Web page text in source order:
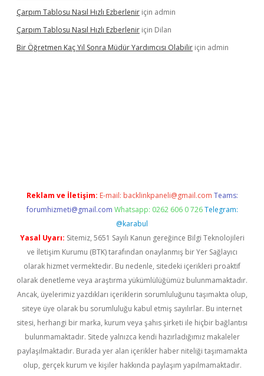
Çarpım Tablosu Nasıl Hızlı Ezberlenir için admin
Çarpım Tablosu Nasıl Hızlı Ezberlenir için Dilan
Bir Öğretmen Kaç Yıl Sonra Müdür Yardımcısı Olabilir için admin
Reklam ve İletişim: E-mail: backlinkpaneli@gmail.com Teams:
forumhizmeti@gmail.com Whatsapp: 0262 606 0 726 Telegram:
@karabul
Yasal Uyarı: Sitemiz, 5651 Sayılı Kanun gereğince Bilgi Teknolojileri
ve İletişim Kurumu (BTK) tarafından onaylanmış bir Yer Sağlayıcı
olarak hizmet vermektedir. Bu nedenle, sitedeki içerikleri proaktif
olarak denetleme veya araştırma yükümlülüğümüz bulunmamaktadır.
Ancak, üyelerimiz yazdıkları içeriklerin sorumluluğunu taşımakta olup,
siteye üye olarak bu sorumluluğu kabul etmiş sayılırlar. Bu internet
sitesi, herhangi bir marka, kurum veya şahıs şirketi ile hiçbir bağlantısı
bulunmamaktadır. Sitede yalnızca kendi hazırladığımız makaleler
paylaşılmaktadır. Burada yer alan içerikler haber niteliği taşımamakta
olup, gerçek kurum ve kişiler hakkında paylaşım yapılmamaktadır.